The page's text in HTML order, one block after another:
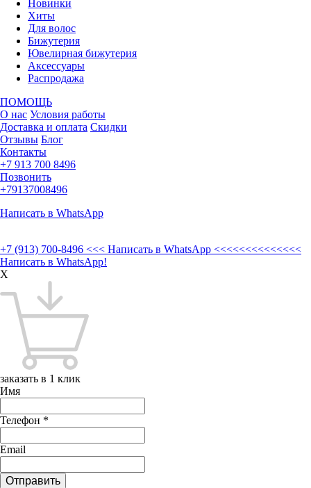
Новинки
Хиты
Для волос
Бижутерия
Ювелирная бижутерия
Аксессуары
Распродажа
ПОМОЩЬ
О нас Условия работы
Доставка и оплата Скидки
Отзывы Блог
Контакты
+7 913 700 8496
Позвонить
+79137008496
Написать в WhatsApp
+7 (913) 700-8496 <<< Написать в WhatsApp <<<<<<<<<<<<<<
Написать в WhatsApp!
X
заказать в 1 клик
Имя
Телефон *
Email